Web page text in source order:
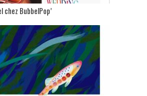
chez BubbelPop’